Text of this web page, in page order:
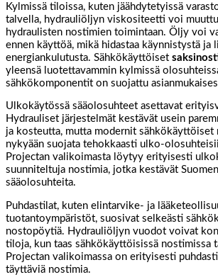
Kylmissä tiloissa, kuten jäähdytetyissä
talvella, hydrauliöljyn viskositeetti voi
hydraulisten nostimien toimintaan. Öljy voi
ennen käyttöä, mikä hidastaa käynnistystä ja
energiankulutusta. Sähkökäyttöiset
yleensä luotettavammin kylmissä
sähkökomponentit on suojattu
Ulkokäytössä sääolosuhteet asettavat
Hydrauliset järjestelmät kestävät usein
ja kosteutta, mutta modernit sähkökäyttöiset
nykyään suojata tehokkaasti ulko-
Projectan valikoimasta löytyy erityisesti
suunniteltuja nostimia, jotka kestävät
sääolosuhteita.
Puhdastilat, kuten elintarvike- ja
tuotantoympäristöt, suosivat selkeästi
nostopöytiä. Hydrauliöljyn vuodot voivat
tiloja, kun taas sähkökäyttöisissä nostimissa
Projectan valikoimassa on erityisesti
täyttäviä nostimia.